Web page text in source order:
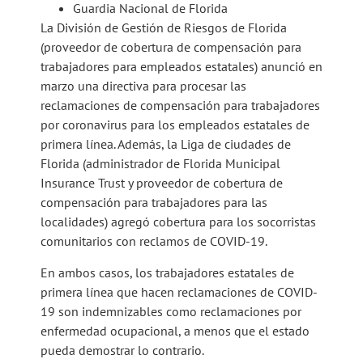
Guardia Nacional de Florida
La División de Gestión de Riesgos de Florida
(proveedor de cobertura de compensación para
trabajadores para empleados estatales) anunció en
marzo una directiva para procesar las
reclamaciones de compensación para trabajadores
por coronavirus para los empleados estatales de
primera línea. Además, la Liga de ciudades de
Florida (administrador de Florida Municipal
Insurance Trust y proveedor de cobertura de
compensación para trabajadores para las
localidades) agregó cobertura para los socorristas
comunitarios con reclamos de COVID-19.
En ambos casos, los trabajadores estatales de
primera línea que hacen reclamaciones de COVID-
19 son indemnizables como reclamaciones por
enfermedad ocupacional, a menos que el estado
pueda demostrar lo contrario.